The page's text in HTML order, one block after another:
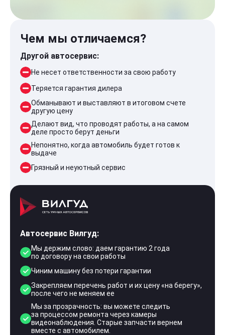
Чем мы отличаемся?
Другой автосервис:
Не несет ответственности за свою работу
Теряется гарантия дилера
Обманывают и выставляют в итоговом счете
другую цену
Делают вид, что проводят работы, а на самом
деле просто берут деньги
Непонятно, когда автомобиль будет готов к
выдаче
Грязный и неуютный сервис
Автосервис Вилгуд:
Мы держим слово: даем гарантию 2 года
по договору на свои работы
Чиним машину без потери гарантии
Закрепляем перечень работ и их цену «на берегу»,
после чего не меняем ее
Мы за прозрачность: вы можете следить
за процессом ремонта через камеры
видеонаблюдения. Старые запчасти вернем
вместе с автомобилем.